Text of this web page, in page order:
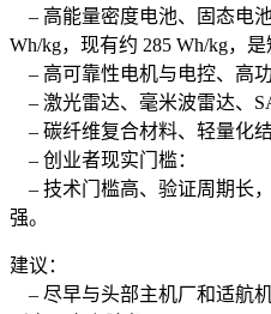
– 高能量密度电池、固态电
Wh/kg，现有约 285 Wh/kg，是
– 高可靠性电机与电控、高功
– 激光雷达、毫米波雷达、
– 碳纤维复合材料、轻量化
– 创业者现实门槛：
– 技术门槛高、验证周期长
强。
建议：
– 尽早与头部主机厂和适航